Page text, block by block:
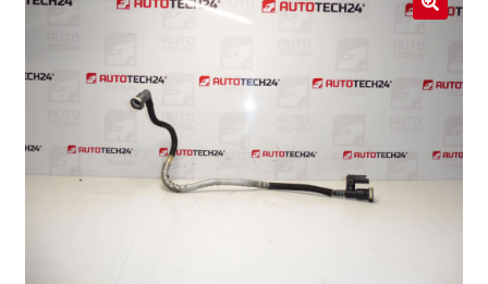
Livraison internationale
Mon compte
Panier